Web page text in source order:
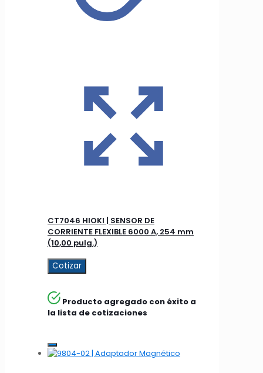
CT7046 HIOKI | SENSOR DE
CORRIENTE FLEXIBLE 6000 A, 254 mm
(10,00 pulg.)
Cotizar
Producto agregado con éxito a
la lista de cotizaciones